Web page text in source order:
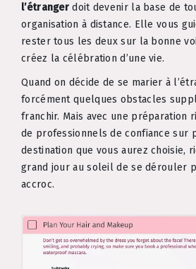
l’étranger doit devenir la base de
organisation à distance. Elle vous
rester tous les deux sur la bonne
créez la célébration d’une vie.
Quand on décide de se marier à
forcément quelques obstacles
franchir. Mais avec une préparation
de professionnels de confiance sur
destination que vous aurez choisie,
grand jour au soleil de se dérouler
accroc.